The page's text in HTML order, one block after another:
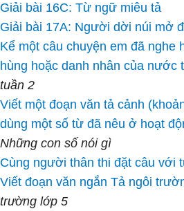
Giải bài 16C: Từ ngữ miêu tả
Giải bài 17A: Người dời núi mở
Kể một câu chuyện em đã nghe
hùng hoặc danh nhân của nước
tuần 2
Viết một đoạn văn tả cảnh
dùng một số từ đã nêu ở hoạt
Những con số nói gì
Cùng người thân thi đặt câu với
Viết đoạn văn ngắn Tả ngôi
trường lớp 5